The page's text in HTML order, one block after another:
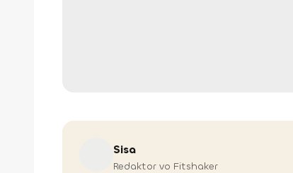
Sisa
Redaktor vo Fitshaker